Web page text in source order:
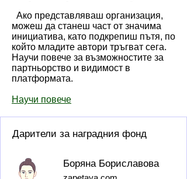
Ако представляваш организация,
можеш да станеш част от значима
инициатива, като подкрепиш пътя, по
който младите автори тръгват сега.
Научи повече за възможностите за
партньорство и видимост в
платформата.
Научи повече
Дарители за наградния фонд
Боряна Бориславова